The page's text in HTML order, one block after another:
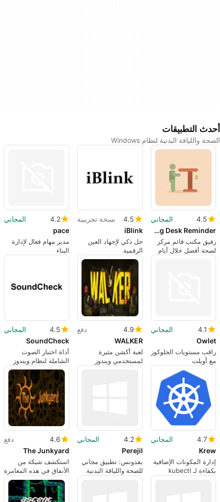
أحدث التطبيقات
الصحة واللياقة البدنية لنظام Windows
4.5
المجاني
Stao: Standing Desk Reminder
رفيق مكتب قائم مركز
لصحة أفضل خلال أيام
العمل
4.5
نسخة تجريبية
iBlink
حل ذكي لإجهاد العين
الرقمية
4.2
المجاني
pace
مدير مهام فعال لإدارة
البناء
4.1
المجاني
Owlet
راقب مستويات الجلوكوز
مع أويلت
4.9
دفع
WALKER
لعبة أكشن مثيرة
لمستخدمي ويندوز
4.5
المجاني
SoundCheck
أداة اختبار الصوت
الشاملة لنظام ويندوز
4.7
المجاني
Krew
إدارة المكونات الإضافية
بكفاءة لـ kubectl
4.2
المجاني
Perejil
بقدونس: تطبيق مجاني
للصحة واللياقة البدنية
لنظام ويندوز
4.6
دفع
The Junkyard
استكشف شبكة من
الأنفاق في هذه المغامرة
الرعب للبقاء على قيد
الحياة